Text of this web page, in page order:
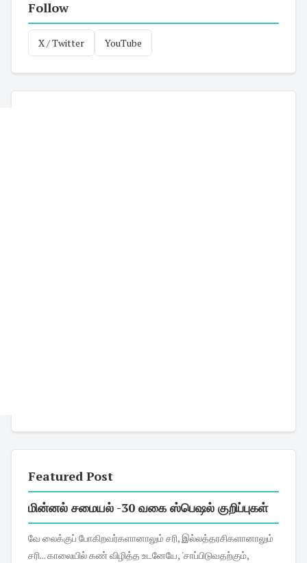
Follow
X / Twitter YouTube
Featured Post
மின்னல் சமையல் -30 வகை ஸ்பெஷல் குறிப்புகள்
வே லைக்குப் போகிறவர்களானாலும் சரி, இல்லத்தரசிகளானாலும்
சரி... காலையில் கண் விழித்த உடனேயே, 'சாப்பிடுவதற்கும்,